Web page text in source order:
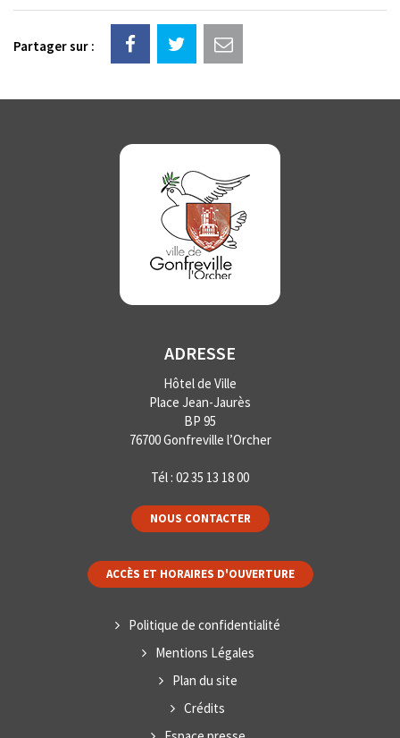
Partager sur :
ADRESSE
Hôtel de Ville
Place Jean-Jaurès
BP 95
76700 Gonfreville l’Orcher
Tél : 02 35 13 18 00
NOUS CONTACTER
ACCÈS ET HORAIRES D'OUVERTURE
Politique de confidentialité
Mentions Légales
Plan du site
Crédits